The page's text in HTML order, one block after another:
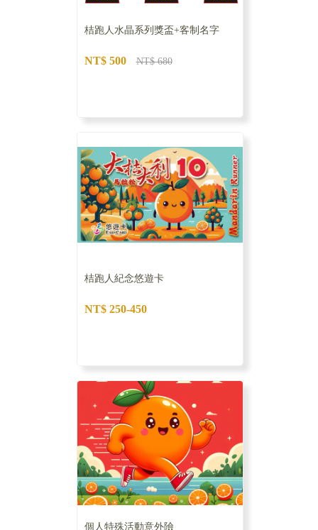
桔跑人水晶系列獎盃+客制名字
NT$ 500 NT$ 680
桔跑人紀念悠遊卡
NT$ 250-450
個人特殊活動意外險